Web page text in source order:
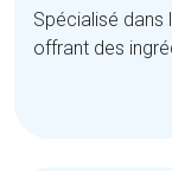
Spécialisé dans
offrant des